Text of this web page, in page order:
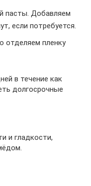
пасты. Добавляем
если потребуется.
отделяем пленку
в течение как
долгосрочные
и гладкости,